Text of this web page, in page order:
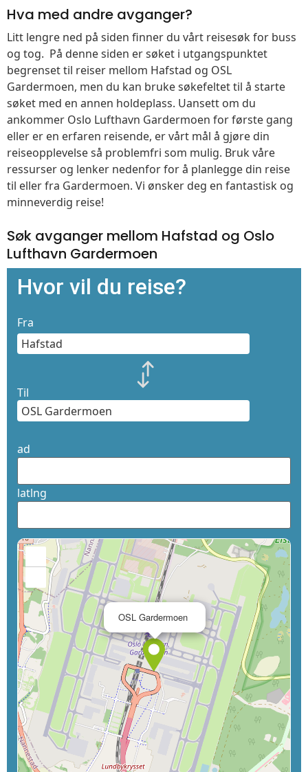
Hva med andre avganger?
Litt lengre ned på siden finner du vårt reisesøk for buss
og tog. På denne siden er søket i utgangspunktet
begrenset til reiser mellom Hafstad og OSL
Gardermoen, men du kan bruke søkefeltet til å starte
søket med en annen holdeplass. Uansett om du
ankommer Oslo Lufthavn Gardermoen for første gang
eller er en erfaren reisende, er vårt mål å gjøre din
reiseopplevelse så problemfri som mulig. Bruk våre
ressurser og lenker nedenfor for å planlegge din reise
til eller fra Gardermoen. Vi ønsker deg en fantastisk og
minneverdig reise!
Søk avganger mellom Hafstad og Oslo
Lufthavn Gardermoen
Hvor vil du reise?
Fra
Til
ad
latlng
OSL Gardermoen